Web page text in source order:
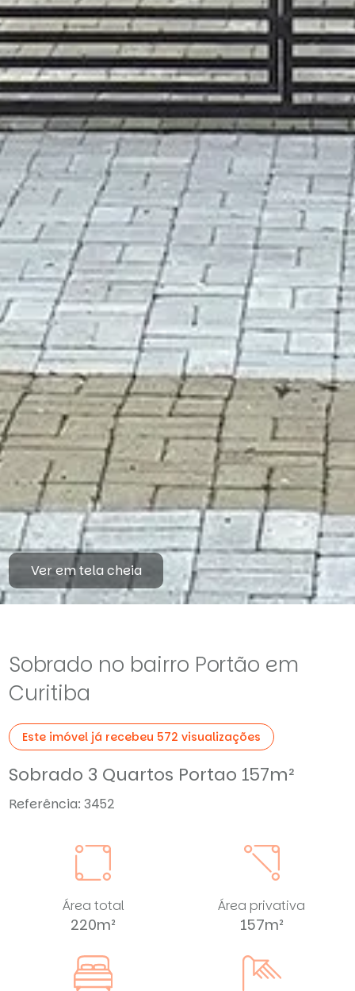
Ver em tela cheia
Sobrado no bairro Portão em
Curitiba
Este imóvel já recebeu 572 visualizações
Sobrado 3 Quartos Portao 157m²
Referência: 3452
Área total
220m²
Área privativa
157m²